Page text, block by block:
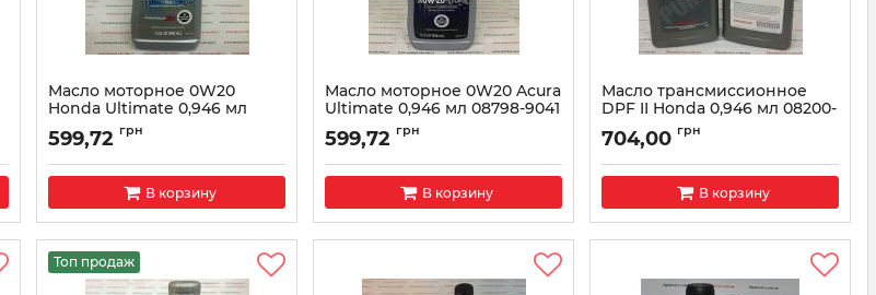
Масло моторное 0W20
Honda Ultimate 0,946 мл
08798-9037
Артикул: 87989037
599,72 грн
В корзину
Масло моторное 0W20 Acura
Ultimate 0,946 мл 08798-9041
Артикул: 087989041
599,72 грн
В корзину
Масло трансмиссионное
DPF II Honda 0,946 мл 08200-
Артикул: 082009007
704,00 грн
В корзину
Топ продаж